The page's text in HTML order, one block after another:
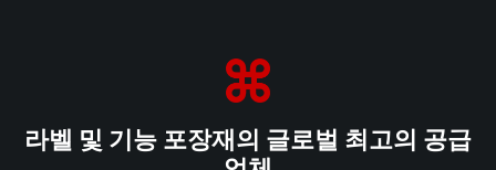
라벨 및 기능 포장재의 글로벌 최고의 공급